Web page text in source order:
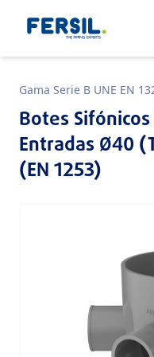
Gama Serie B UNE EN
Botes
Entradas Ø40
(EN 1253)